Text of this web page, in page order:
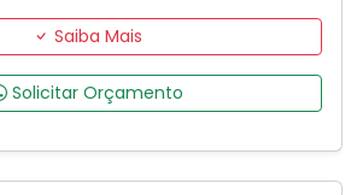
Saiba Mais
Solicitar Orçamento